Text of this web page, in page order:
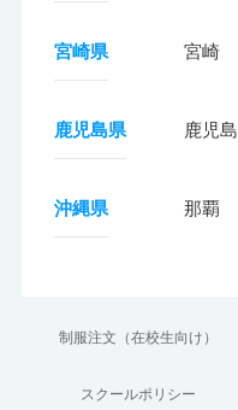
宮崎県 宮崎
鹿児島県 鹿児島
沖縄県 那覇
制服注文（在校生向け）
スクールポリシー